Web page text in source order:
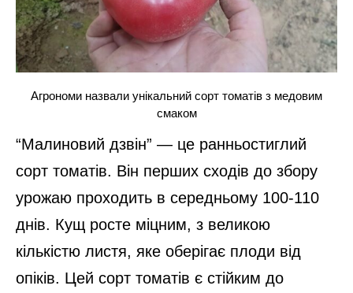
Агрономи назвали унікальний сорт томатів з медовим
смаком
“Малиновий дзвін” — це ранньостиглий
сорт томатів. Він перших сходів до збору
урожаю проходить в середньому 100-110
днів. Кущ росте міцним, з великою
кількістю листя, яке оберігає плоди від
опіків. Цей сорт томатів є стійким до